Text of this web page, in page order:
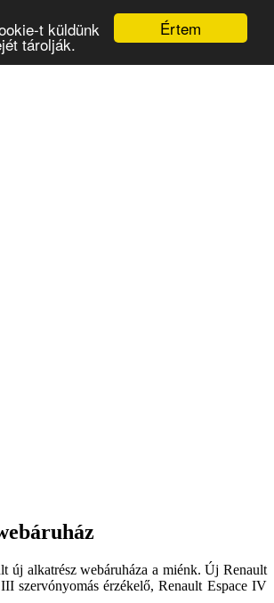
Értem
t küldünk
tárolják.
új alkatrész webáruháza a miénk. Új Renault
szervónyomás érzékelő, Renault Espace IV